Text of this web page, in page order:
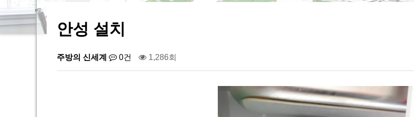
안성 설치
주방의 신세계 0건 1,286회